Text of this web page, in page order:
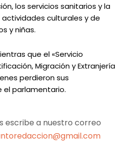
los servicios sanitarios y la
culturales y de
y niñas.
que el «Servicio
Migración y Extranjería
perdieron sus
el parlamentario.
escribe a nuestro correo